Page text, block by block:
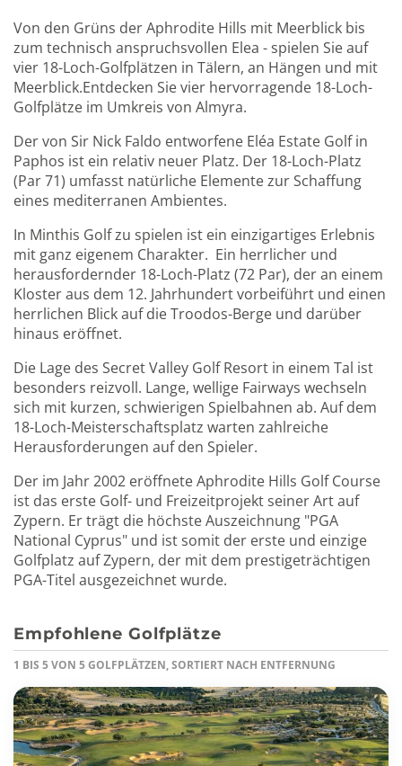
Von den Grüns der Aphrodite Hills mit Meerblick bis
zum technisch anspruchsvollen Elea - spielen Sie auf
vier 18-Loch-Golfplätzen in Tälern, an Hängen und mit
Meerblick.Entdecken Sie vier hervorragende 18-Loch-
Golfplätze im Umkreis von Almyra.
Der von Sir Nick Faldo entworfene Eléa Estate Golf in
Paphos ist ein relativ neuer Platz. Der 18-Loch-Platz
(Par 71) umfasst natürliche Elemente zur Schaffung
eines mediterranen Ambientes.
In Minthis Golf zu spielen ist ein einzigartiges Erlebnis
mit ganz eigenem Charakter. Ein herrlicher und
herausfordernder 18-Loch-Platz (72 Par), der an einem
Kloster aus dem 12. Jahrhundert vorbeiführt und einen
herrlichen Blick auf die Troodos-Berge und darüber
hinaus eröffnet.
Die Lage des Secret Valley Golf Resort in einem Tal ist
besonders reizvoll. Lange, wellige Fairways wechseln
sich mit kurzen, schwierigen Spielbahnen ab. Auf dem
18-Loch-Meisterschaftsplatz warten zahlreiche
Herausforderungen auf den Spieler.
Der im Jahr 2002 eröffnete Aphrodite Hills Golf Course
ist das erste Golf- und Freizeitprojekt seiner Art auf
Zypern. Er trägt die höchste Auszeichnung "PGA
National Cyprus" und ist somit der erste und einzige
Golfplatz auf Zypern, der mit dem prestigeträchtigen
PGA-Titel ausgezeichnet wurde.
Empfohlene Golfplätze
1 BIS 5 VON 5 GOLFPLÄTZEN, SORTIERT NACH ENTFERNUNG